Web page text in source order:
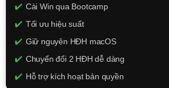
Cài Win qua Bootcamp
Tối ưu hiệu suất
Giữ nguyên HĐH macOS
Chuyển đổi 2 HĐH dễ dàng
Hỗ trợ kích hoạt bản quyền